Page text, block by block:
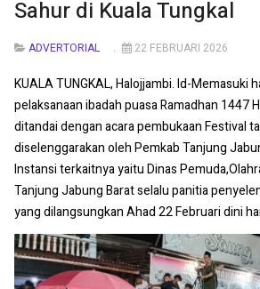
Sahur di Kuala Tungkal
ADVERTORIAL 22 FEBRUARI 2026
KUALA TUNGKAL, Halojjambi. Id-Memasuki
pelaksanaan ibadah puasa Ramadhan 1447
ditandai dengan acara pembukaan Festival
diselenggarakan oleh Pemkab Tanjung
Instansi terkaitnya yaitu Dinas
Tanjung Jabung Barat selalu panitia
yang dilangsungkan Ahad 22 Februari dini